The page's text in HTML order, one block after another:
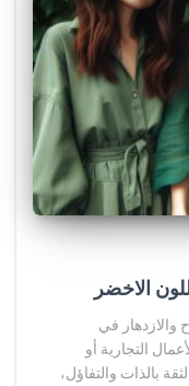
الاخضر
والازدهار في
التجارية أو
بالذات والتفاؤل،